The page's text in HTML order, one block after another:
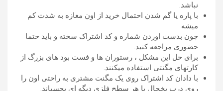
نباشد.
با پاره یا گم شدن احتمال خرید از اون مغازه به شدت کم
میشه
چون بدست اوردن شماره و کد اشتراک سخته و باید حتما
حضوری مراجعه کنید.
برای حل این مشکل ، رستوران ها و فست بود های بزرگ از
کارتهای مگنتی استفاده میکنند.
با دادان کد اشتراک روی یک مگنت مشتری به راحتی اون را
روی درب یخچال یا هر سطح فلزی دیگه ای بچسباند.